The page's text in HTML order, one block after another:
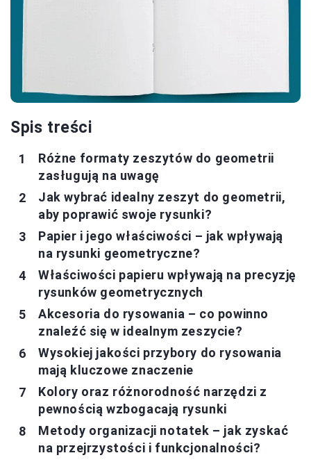
Spis treści
Różne formaty zeszytów do geometrii
zasługują na uwagę
Jak wybrać idealny zeszyt do geometrii,
aby poprawić swoje rysunki?
Papier i jego właściwości – jak wpływają
na rysunki geometryczne?
Właściwości papieru wpływają na precyzję
rysunków geometrycznych
Akcesoria do rysowania – co powinno
znaleźć się w idealnym zeszycie?
Wysokiej jakości przybory do rysowania
mają kluczowe znaczenie
Kolory oraz różnorodność narzędzi z
pewnością wzbogacają rysunki
Metody organizacji notatek – jak zyskać
na przejrzystości i funkcjonalności?